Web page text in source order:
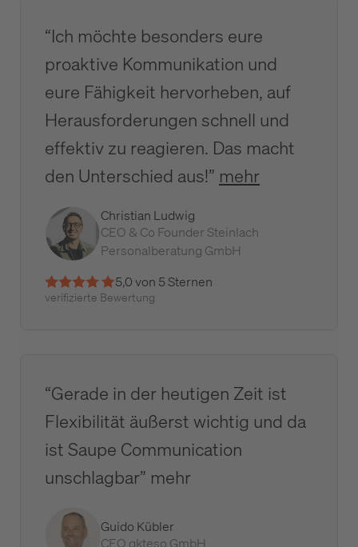
“Ich möchte besonders eure
proaktive Kommunikation und
eure Fähigkeit hervorheben, auf
Herausforderungen schnell und
effektiv zu reagieren. Das macht
den Unterschied aus!” mehr
Christian Ludwig
CEO & Co Founder Steinlach
Personalberatung GmbH
5,0 von 5 Sternen
verifizierte Bewertung
“Gerade in der heutigen Zeit ist
Flexibilität äußerst wichtig und da
ist Saupe Communication
unschlagbar” mehr
Guido Kübler
CEO gkteso GmbH